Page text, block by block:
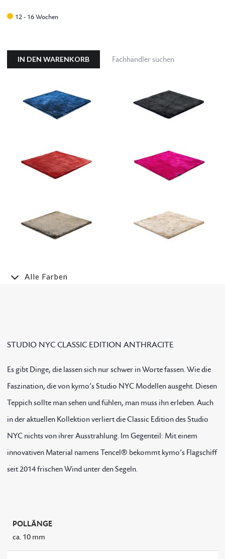
12 - 16 Wochen
IN DEN WARENKORB Fachhändler suchen
Alle Farben
STUDIO NYC CLASSIC EDITION ANTHRACITE
Es gibt Dinge, die lassen sich nur schwer in Worte fassen. Wie die
Faszination, die von kymo’s Studio NYC Modellen ausgeht. Diesen
Teppich sollte man sehen und fühlen, man muss ihn erleben. Auch
in der aktuellen Kollektion verliert die Classic Edition des Studio
NYC nichts von ihrer Ausstrahlung. Im Gegenteil: Mit einem
innovativen Material namens Tencel® bekommt kymo’s Flagschiff
seit 2014 frischen Wind unter den Segeln.
POLLÄNGE
ca. 10 mm